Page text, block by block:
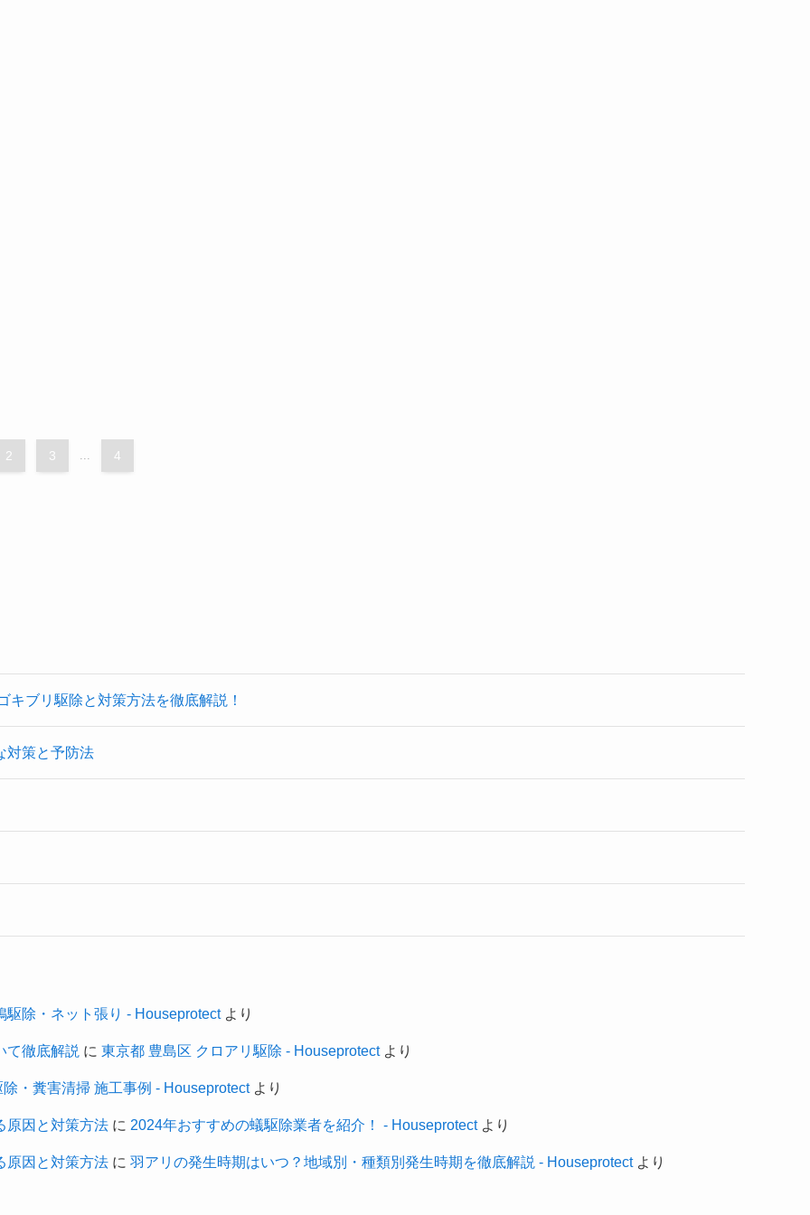
2 3 4
ブリ駆除と対策方法を徹底解説！
対策と予防法
駆除・ネット張り - Houseprotectより
て徹底解説 に 東京都 豊島区 クロアリ駆除 - Houseprotectより
・糞害清掃 施工事例 - Houseprotectより
原因と対策方法 に 2024年おすすめの蟻駆除業者を紹介！ - Houseprotectより
原因と対策方法 に 羽アリの発生時期はいつ？地域別・種類別発生時期を徹底解説 - Houseprotectより